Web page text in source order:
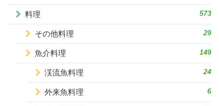
料理 573
その他料理 29
魚介料理 149
渓流魚料理 24
外来魚料理 6